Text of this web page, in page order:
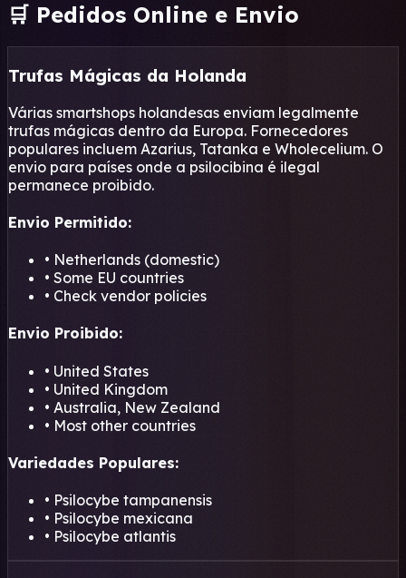
🛒 Pedidos Online e Envio
Trufas Mágicas da Holanda
Várias smartshops holandesas enviam legalmente
trufas mágicas dentro da Europa. Fornecedores
populares incluem Azarius, Tatanka e Wholecelium. O
envio para países onde a psilocibina é ilegal
permanece proibido.
Envio Permitido:
• Netherlands (domestic)
• Some EU countries
• Check vendor policies
Envio Proibido:
• United States
• United Kingdom
• Australia, New Zealand
• Most other countries
Variedades Populares:
• Psilocybe tampanensis
• Psilocybe mexicana
• Psilocybe atlantis